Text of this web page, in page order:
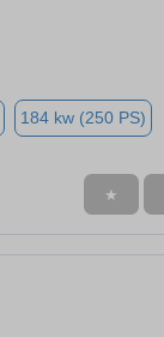
184 kw (250 PS)
★